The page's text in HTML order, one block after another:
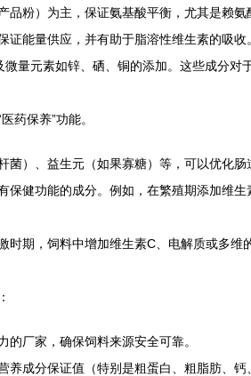
品粉）为主，保证氨基酸平衡，尤其是赖
证能量供应，并有助于脂溶性维生素的吸
微量元素如锌、硒、铜的添加。这些成分
药保养”功能。
菌）、益生元（如果寡糖）等，可以优化
保健功能的成分。例如，在繁殖期添加维
时期，饲料中增加维生素C、电解质或多维
的厂家，确保饲料来源安全可靠。
成分保证值（特别是粗蛋白、粗脂肪、钙